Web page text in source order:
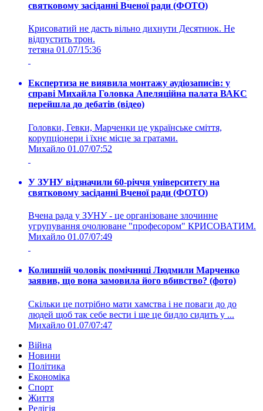
святковому засіданні Вченої ради (ФОТО)
Крисоватий не дасть вільно дихнути Десятнюк. Не
відпустить трон.
тетяна 01.07/15:36
Експертиза не виявила монтажу аудіозаписів: у
справі Михайла Головка Апеляційна палата ВАКС
перейшла до дебатів (відео)
Головки, Гевки, Марченки це українське сміття,
корупціонери і їхнє місце за гратами.
Михайло 01.07/07:52
У ЗУНУ відзначили 60-річчя університету на
святковому засіданні Вченої ради (ФОТО)
Вчена рада у ЗУНУ - це організоване злочинне
угрупування очолюване "професором" КРИСОВАТИМ.
Михайло 01.07/07:49
Колишній чоловік помічниці Людмили Марченко
заявив, що вона замовила його вбивство? (фото)
Скільки це потрібно мати хамства і не поваги до до
людей щоб так себе вести і ще це бидло сидить у ...
Михайло 01.07/07:47
Війна
Новини
Політика
Економіка
Спорт
Життя
Релігія